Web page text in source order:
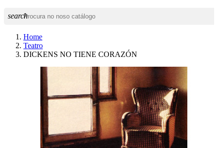
search
Home
Teatro
DICKENS NO TIENE CORAZÓN